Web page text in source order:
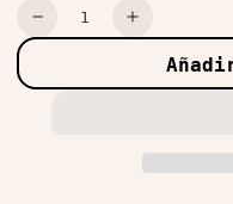
Cantidad
Reducir
Aumentar
para
Perro